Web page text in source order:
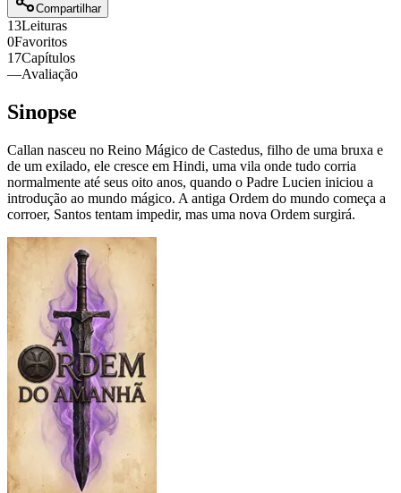
Compartilhar
13Leituras
0Favoritos
17Capítulos
—Avaliação
Sinopse
Callan nasceu no Reino Mágico de Castedus, filho de uma bruxa e
de um exilado, ele cresce em Hindi, uma vila onde tudo corria
normalmente até seus oito anos, quando o Padre Lucien iniciou a
introdução ao mundo mágico. A antiga Ordem do mundo começa a
corroer, Santos tentam impedir, mas uma nova Ordem surgirá.